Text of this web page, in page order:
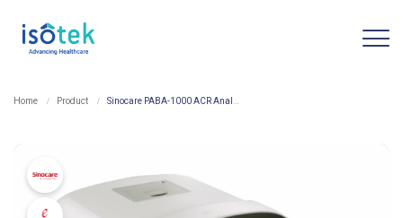
Home Product